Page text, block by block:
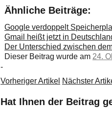
Ähnliche Beiträge:
Google verdoppelt
Gmail heißt jetzt in
Der Unterschied zwischen
Dieser Beitrag wurde am 24.
-
Vorheriger Artikel Nächster
Hat Ihnen der Beitrag